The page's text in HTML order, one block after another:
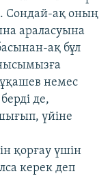
Сондай-ақ оның
араласуына
ақ бұл
немес
де,
үйіне
қорғау үшін
керек деп